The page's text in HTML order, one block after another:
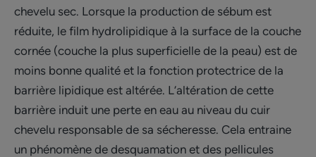
chevelu sec. Lorsque la production de sébum est
réduite, le film hydrolipidique à la surface de la couche
cornée (couche la plus superficielle de la peau) est de
moins bonne qualité et la fonction protectrice de la
barrière lipidique est altérée. L’altération de cette
barrière induit une perte en eau au niveau du cuir
chevelu responsable de sa sécheresse. Cela entraine
un phénomène de desquamation et des pellicules